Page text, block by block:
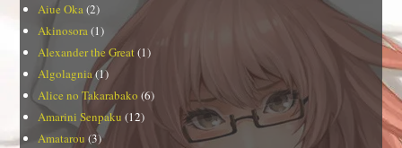
Aiue Oka(2)
Akinosora(1)
Alexander the Great (1)
Algolagnia(1)
Alice no Takarabako (6)
Amarini Senpaku (12)
Amatarou (3)